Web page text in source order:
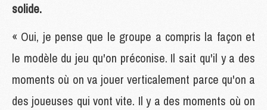
solide.
« Oui, je pense que le groupe a compris la façon et
le modèle du jeu qu'on préconise. Il sait qu'il y a des
moments où on va jouer verticalement parce qu'on a
des joueuses qui vont vite. Il y a des moments où on